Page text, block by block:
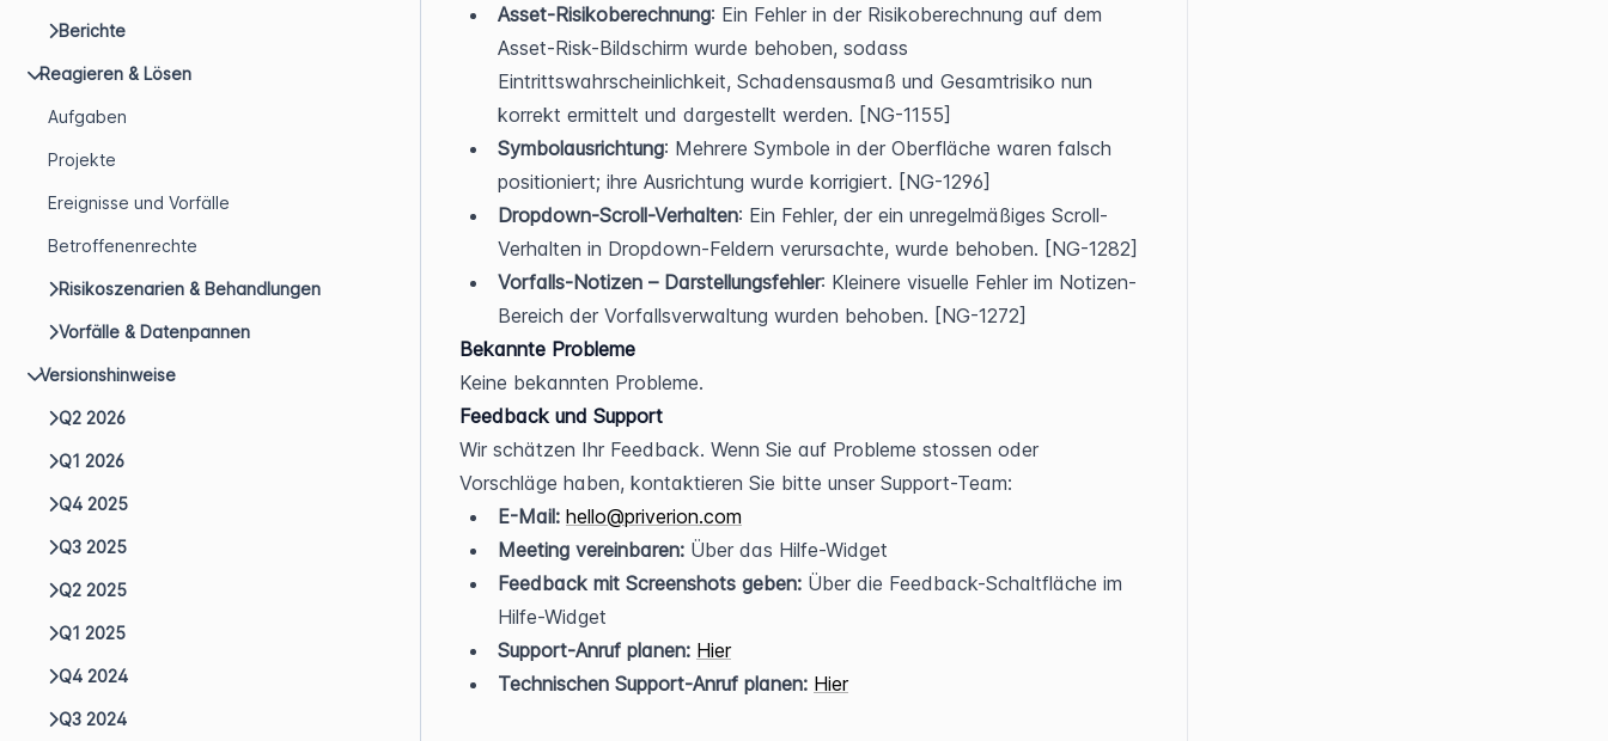
Berichte
Reagieren & Lösen
Aufgaben
Projekte
Ereignisse und Vorfälle
Betroffenenrechte
Risikoszenarien & Behandlungen
Vorfälle & Datenpannen
Versionshinweise
Q2 2026
Q1 2026
Q4 2025
Q3 2025
Q2 2025
Q1 2025
Q4 2024
Q3 2024
Asset-Risikoberechnung: Ein Fehler in der Risikoberechnung auf dem
Asset-Risk-Bildschirm wurde behoben, sodass
Eintrittswahrscheinlichkeit, Schadensausmaß und Gesamtrisiko nun
korrekt ermittelt und dargestellt werden. [NG-1155]
Symbolausrichtung: Mehrere Symbole in der Oberfläche waren falsch
positioniert; ihre Ausrichtung wurde korrigiert. [NG-1296]
Dropdown-Scroll-Verhalten: Ein Fehler, der ein unregelmäßiges Scroll-
Verhalten in Dropdown-Feldern verursachte, wurde behoben. [NG-1282]
Vorfalls-Notizen – Darstellungsfehler: Kleinere visuelle Fehler im Notizen-
Bereich der Vorfallsverwaltung wurden behoben. [NG-1272]
Bekannte Probleme
Keine bekannten Probleme.
Feedback und Support
Wir schätzen Ihr Feedback. Wenn Sie auf Probleme stossen oder
Vorschläge haben, kontaktieren Sie bitte unser Support-Team:
E-Mail: hello@priverion.com
Meeting vereinbaren: Über das Hilfe-Widget
Feedback mit Screenshots geben: Über die Feedback-Schaltfläche im
Hilfe-Widget
Support-Anruf planen: Hier
Technischen Support-Anruf planen: Hier